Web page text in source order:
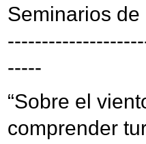
Seminarios
-----
“Sobre el
comprender